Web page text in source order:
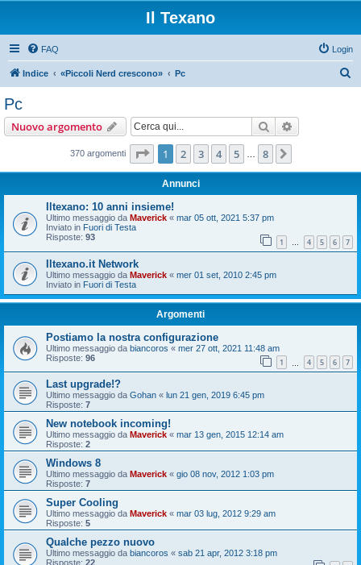
Il Texano
FAQ Login
Indice «Piccoli Nerd crescono» Pc
Pc
Nuovo argomento Cerca
370 argomenti Pagina di
1 2 3 4 5 8
Annunci
Iltexano: 10 anni insieme!
Ultimo messaggio da Maverick « mar 05 ott, 2021 5:37 pm
Inviato in Fuori di Testa
Risposte: 93 1 … 4 5 6 7
Iltexano.it Network
Ultimo messaggio da Maverick « mer 01 set, 2010 2:45 pm
Inviato in Fuori di Testa
Argomenti
Postiamo la nostra configurazione
Ultimo messaggio da biancoros « mer 27 ott, 2021 11:48 am
Risposte: 96 1 4 5 6 7
Last upgrade!?
Ultimo messaggio da Gohan « lun 21 gen, 2019 6:45 pm
Risposte: 7
New notebook incoming!
Ultimo messaggio da Maverick « mar 13 gen, 2015 12:14 am
Risposte: 2
Windows 8
Ultimo messaggio da Maverick « gio 08 nov, 2012 1:03 pm
Risposte: 7
Super Cooling
Ultimo messaggio da Maverick « mar 03 lug, 2012 9:29 am
Risposte: 5
Qualche pezzo nuovo
Ultimo messaggio da biancoros « sab 21 apr, 2012 3:18 pm
Risposte: 22